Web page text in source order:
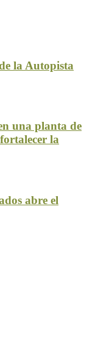
la Autopista
una planta de
la
abre el